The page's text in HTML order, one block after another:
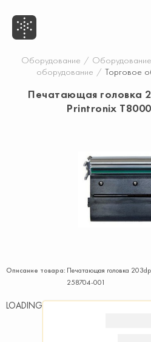
Оборудование / Оборудование
оборудование / Торговое
Печатающая головка
Printronix
Описание товара: Печатающая головка
258704-001
LOADING